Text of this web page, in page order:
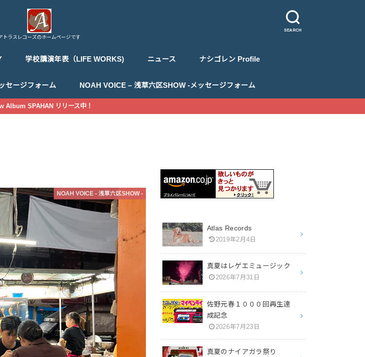
SEARCH
トラスレコーズのホームページです
学校講演年表（LIFE WORKS) ニュース ナシゴレン Profile
セージフォーム NOAH VOICE – 浅草六区SHOW -メッセージフォーム
Album SPAHAN リリース中！
NOAH VOICE - 浅草六区SHOW -
Atlas Records
2019年2月4日
真夏はレゲエミュージック
2026年7月31日
佐野元春１０００回再生達
成記念
2026年7月23日
真夏のナイアガラ祭り